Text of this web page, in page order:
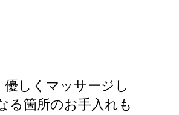
しくマッサージし
る箇所のお手入れも